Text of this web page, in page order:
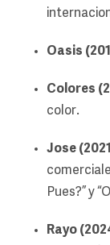
Oasis
Colores
color.
Jose
Pues?” y
Rayo